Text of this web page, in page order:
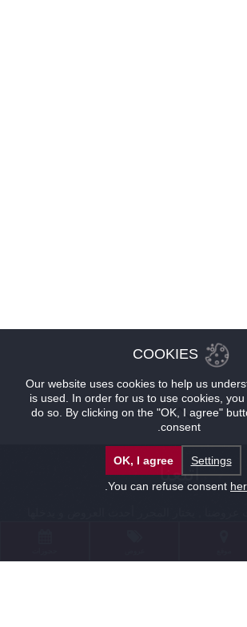
, يختار المحرر أحدث العروض و يدخلها
مباشرة إلى بريدك .
لنذهب !
COOKIES
Our website uses cookies to help us
is used. In order for us to use cookies,
do so. By clicking on the "OK, I agree"
consent.
Settings
OK, I agree
You can refuse consent
.